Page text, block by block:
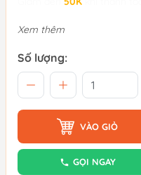
Xem thêm
Số lượng:
VÀO GIỎ
GỌI NGAY